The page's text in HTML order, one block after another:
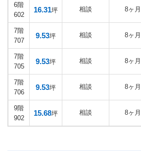
6階
602
16.31坪 相談 8ヶ月
7階
707
9.53坪 相談 8ヶ月
7階
705
9.53坪 相談 8ヶ月
7階
706
9.53坪 相談 8ヶ月
9階
902
15.68坪 相談 8ヶ月